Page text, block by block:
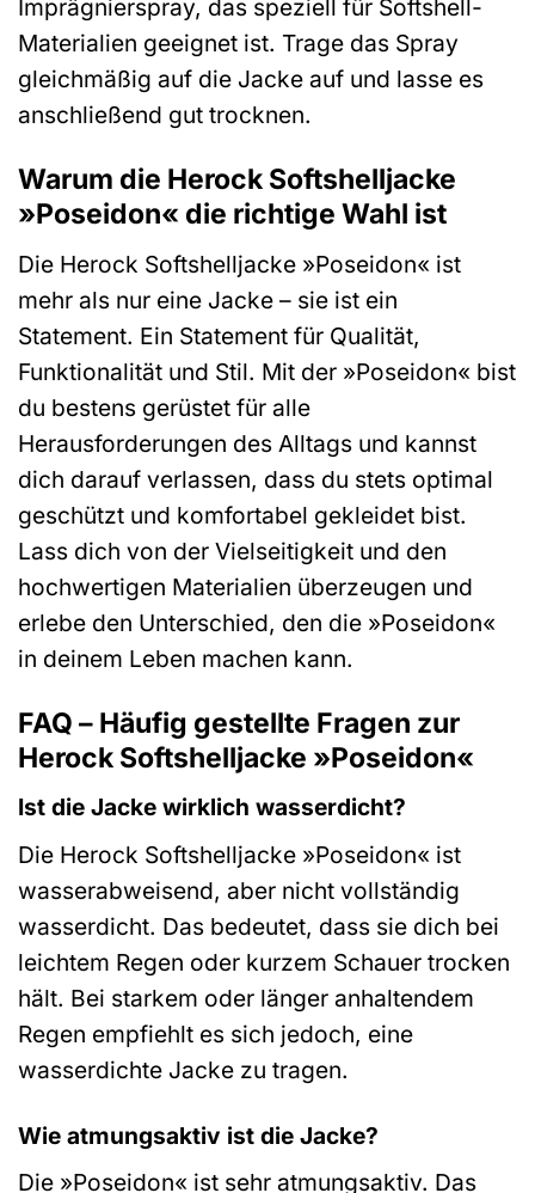
Imprägnierspray, das speziell für Softshell-
Materialien geeignet ist. Trage das Spray
gleichmäßig auf die Jacke auf und lasse es
anschließend gut trocknen.
Warum die Herock Softshelljacke
»Poseidon« die richtige Wahl ist
Die Herock Softshelljacke »Poseidon« ist
mehr als nur eine Jacke – sie ist ein
Statement. Ein Statement für Qualität,
Funktionalität und Stil. Mit der »Poseidon« bist
du bestens gerüstet für alle
Herausforderungen des Alltags und kannst
dich darauf verlassen, dass du stets optimal
geschützt und komfortabel gekleidet bist.
Lass dich von der Vielseitigkeit und den
hochwertigen Materialien überzeugen und
erlebe den Unterschied, den die »Poseidon«
in deinem Leben machen kann.
FAQ – Häufig gestellte Fragen zur
Herock Softshelljacke »Poseidon«
Ist die Jacke wirklich wasserdicht?
Die Herock Softshelljacke »Poseidon« ist
wasserabweisend, aber nicht vollständig
wasserdicht. Das bedeutet, dass sie dich bei
leichtem Regen oder kurzem Schauer trocken
hält. Bei starkem oder länger anhaltendem
Regen empfiehlt es sich jedoch, eine
wasserdichte Jacke zu tragen.
Wie atmungsaktiv ist die Jacke?
Die »Poseidon« ist sehr atmungsaktiv. Das